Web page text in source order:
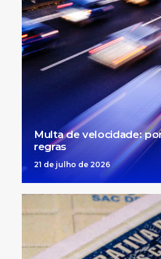
Multa de velocidade:
regras
21 de julho de 2026